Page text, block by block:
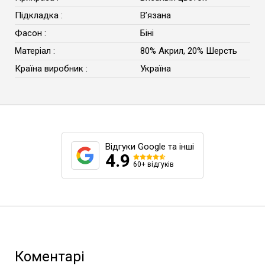
Підкладка :
Вʼязана
Фасон :
Біні
Матеріал :
80% Акрил, 20% Шерсть
Країна виробник :
Україна
Відгуки Google та інші
4.9 60+ відгуків
Коментарі